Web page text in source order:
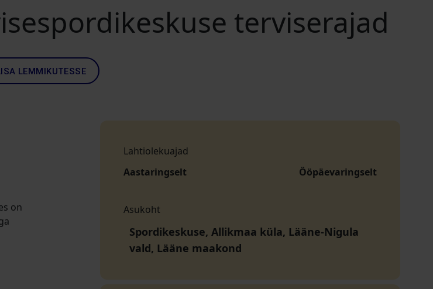
terviserajad
LEMMIKUTESSE
on
Lahtiolekuajad
Aastaringselt
Ööpäevaringselt
Asukoht
Spordikeskuse, Allikmaa küla, Lääne-Nigula
vald, Lääne maakond